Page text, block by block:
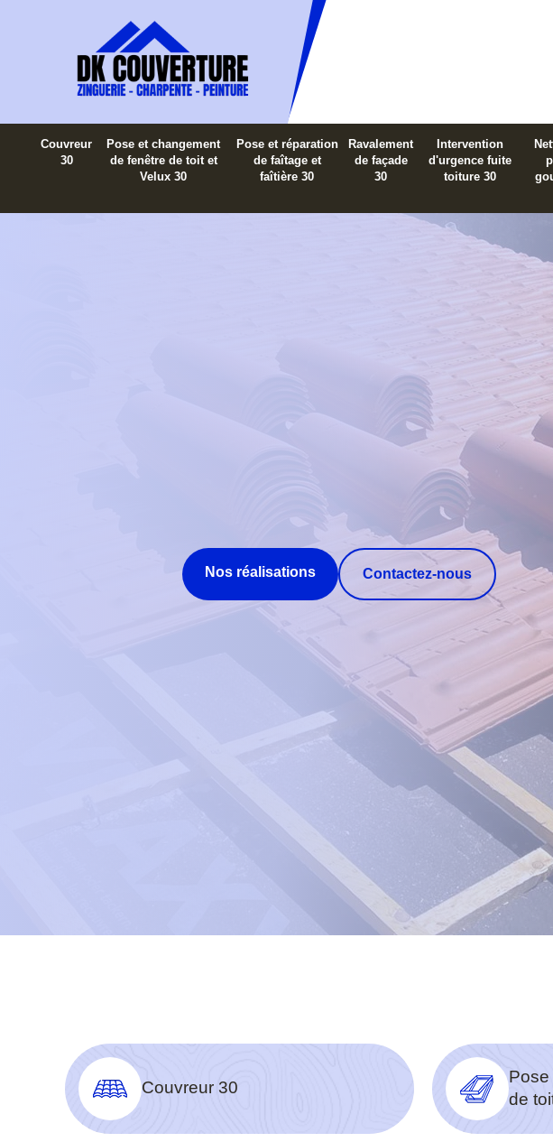
Couvreur
30
Pose et changement
de fenêtre de toit et
Velux 30
Pose et réparation
de faîtage et
faîtière 30
Ravalement
de façade
30
Intervention
d'urgence fuite
toiture 30
Nos réalisations Contactez-nous
Couvreur 30
de